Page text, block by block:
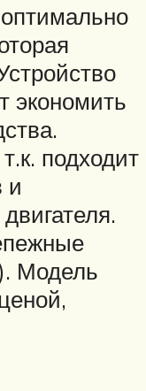
экономить
подходит
и
Модель